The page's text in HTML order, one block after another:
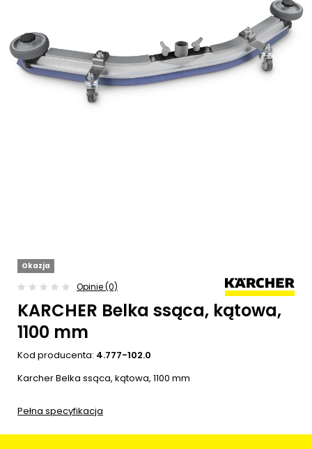
Okazja
Opinie (0)
KARCHER Belka ssąca, kątowa,
1100 mm
Kod producenta: 4.777-102.0
Karcher Belka ssąca, kątowa, 1100 mm
Pełna specyfikacja